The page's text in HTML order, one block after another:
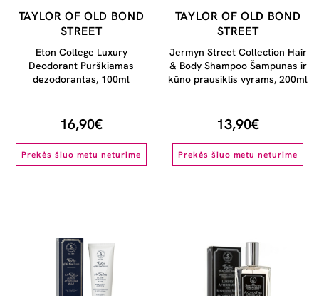
TAYLOR OF OLD BOND
STREET
Eton College Luxury
Deodorant Purškiamas
dezodorantas, 100ml
16,90€
Prekės šiuo metu neturime
TAYLOR OF OLD BOND
STREET
Jermyn Street Collection Hair
& Body Shampoo Šampūnas ir
kūno prausiklis vyrams, 200ml
13,90€
Prekės šiuo metu neturime